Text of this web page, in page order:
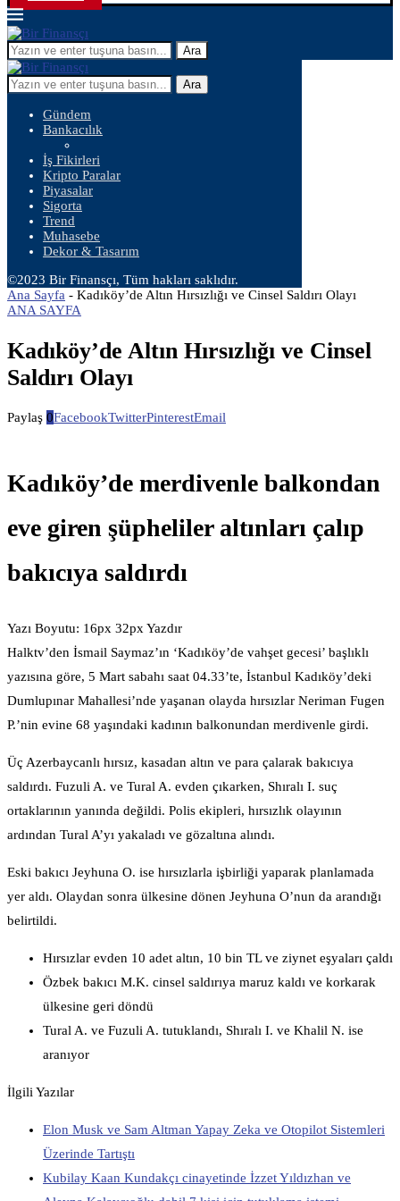
Ara
Ara
Gündem
Bankacılık
İş Fikirleri
Kripto Paralar
Piyasalar
Sigorta
Trend
Muhasebe
Dekor & Tasarım
©2023 Bir Finansçı, Tüm hakları saklıdır.
Ana Sayfa - Kadıköy’de Altın Hırsızlığı ve Cinsel Saldırı Olayı
ANA SAYFA
Kadıköy’de Altın Hırsızlığı ve Cinsel
Saldırı Olayı
Paylaş 0FacebookTwitterPinterestEmail
Kadıköy’de merdivenle balkondan
eve giren şüpheliler altınları çalıp
bakıcıya saldırdı
Yazı Boyutu: 16px 32px Yazdır
Halktv’den İsmail Saymaz’ın ‘Kadıköy’de vahşet gecesi’ başlıklı
yazısına göre, 5 Mart sabahı saat 04.33’te, İstanbul Kadıköy’deki
Dumlupınar Mahallesi’nde yaşanan olayda hırsızlar Neriman Fugen
P.’nin evine 68 yaşındaki kadının balkonundan merdivenle girdi.
Üç Azerbaycanlı hırsız, kasadan altın ve para çalarak bakıcıya
saldırdı. Fuzuli A. ve Tural A. evden çıkarken, Shıralı I. suç
ortaklarının yanında değildi. Polis ekipleri, hırsızlık olayının
ardından Tural A’yı yakaladı ve gözaltına alındı.
Eski bakıcı Jeyhuna O. ise hırsızlarla işbirliği yaparak planlamada
yer aldı. Olaydan sonra ülkesine dönen Jeyhuna O’nun da arandığı
belirtildi.
Hırsızlar evden 10 adet altın, 10 bin TL ve ziynet eşyaları çaldı
Özbek bakıcı M.K. cinsel saldırıya maruz kaldı ve korkarak
ülkesine geri döndü
Tural A. ve Fuzuli A. tutuklandı, Shıralı I. ve Khalil N. ise
aranıyor
İlgili Yazılar
Elon Musk ve Sam Altman Yapay Zeka ve Otopilot Sistemleri
Üzerinde Tartıştı
Kubilay Kaan Kundakçı cinayetinde İzzet Yıldızhan ve